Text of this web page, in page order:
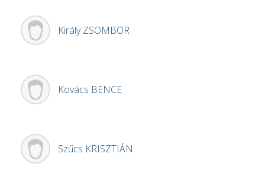
KirályZSOMBOR
Kovács BENCE
Szűcs KRISZTIÁN